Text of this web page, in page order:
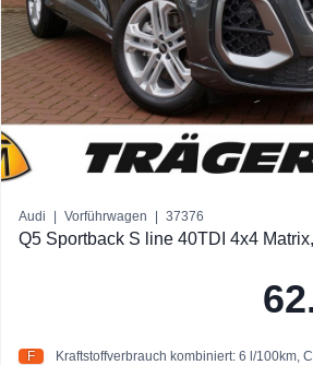
Audi Vorführwagen 37376
Q5 Sportback S line 40TDI 4x4
F Kraftstoffverbrauch kombiniert: 6 l/100km,